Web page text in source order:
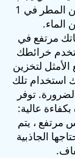
أن تتذكرها هي أن 1 مم من المطر في 1
مرتفع في
خرائطك
الأمثل لتخزين
استخدام تلك
توفر
بكفاءة عالية:
مرتفع ، يتم
الجاذبية